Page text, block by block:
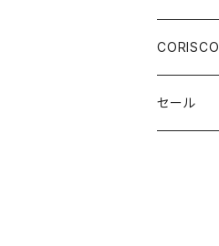
サロペット
デニム
CORISCO
セール